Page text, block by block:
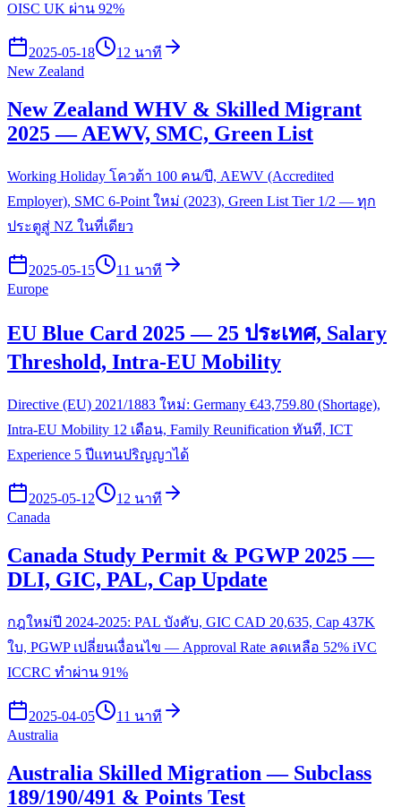
OISC UK ผ่าน 92%
2025-05-18
12 นาที
New Zealand
New Zealand WHV & Skilled Migrant
2025 — AEWV, SMC, Green List
Working Holiday โควต้า 100 คน/ปี, AEWV (Accredited
Employer), SMC 6-Point ใหม่ (2023), Green List Tier 1/2 — ทุก
ประตูสู่ NZ ในที่เดียว
2025-05-15
11 นาที
Europe
EU Blue Card 2025 — 25 ประเทศ, Salary
Threshold, Intra-EU Mobility
Directive (EU) 2021/1883 ใหม่: Germany €43,759.80 (Shortage),
Intra-EU Mobility 12 เดือน, Family Reunification ทันที, ICT
Experience 5 ปีแทนปริญญาได้
2025-05-12
12 นาที
Canada
Canada Study Permit & PGWP 2025 —
DLI, GIC, PAL, Cap Update
กฎใหม่ปี 2024-2025: PAL บังคับ, GIC CAD 20,635, Cap 437K
ใบ, PGWP เปลี่ยนเงื่อนไข — Approval Rate ลดเหลือ 52% iVC
ICCRC ทำผ่าน 91%
2025-04-05
11 นาที
Australia
Australia Skilled Migration — Subclass
189/190/491 & Points Test